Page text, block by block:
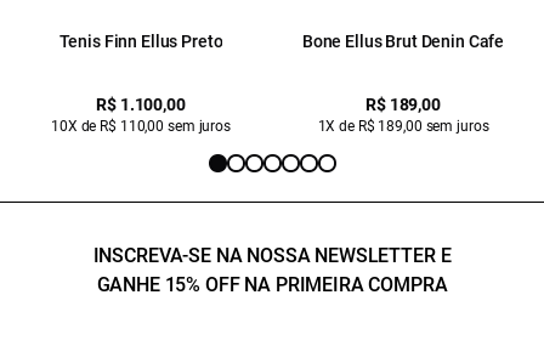
Tenis Finn Ellus Preto
R$ 1.100,00
10X de R$ 110,00 sem juros
Bone Ellus Brut Denin Cafe
R$ 189,00
1X de R$ 189,00 sem juros
INSCREVA-SE NA NOSSA NEWSLETTER E
GANHE 15% OFF NA PRIMEIRA COMPRA